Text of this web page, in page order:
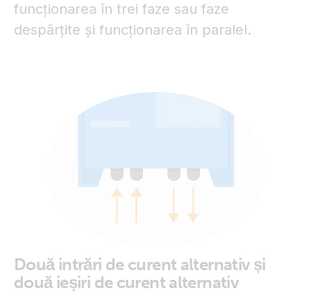
funcționarea în trei faze sau faze
despărțite și funcționarea în paralel.
Două intrări de curent alternativ și
două ieșiri de curent alternativ